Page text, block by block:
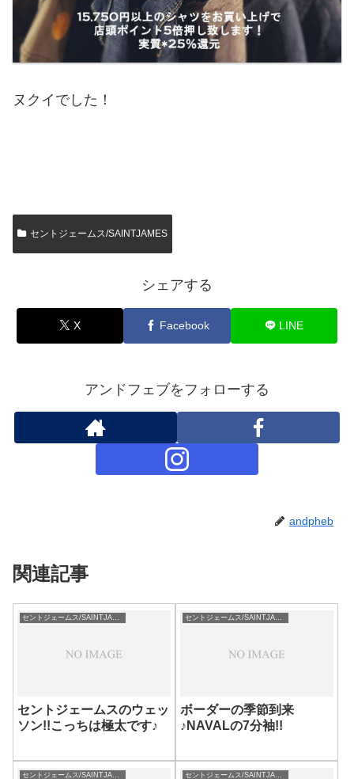
ヌクイでした！
セントジェームス/SAINTJAMES
シェアする
X Facebook LINE
アンドフェブをフォローする
andpheb
関連記事
セントジェームスのウェッ
ソン!!こっちは極太です♪
ボーダーの季節到来
♪NAVALの7分袖!!